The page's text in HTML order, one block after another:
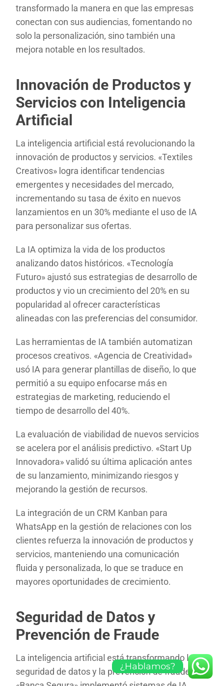
transformado la manera en que las empresas
conectan con sus audiencias, fomentando no
solo la personalización, sino también una
mejora notable en los resultados.
Innovación de Productos y
Servicios con Inteligencia
Artificial
La inteligencia artificial está revolucionando la
innovación de productos y servicios. «Textiles
Creativos» logra identificar tendencias
emergentes y necesidades del mercado,
incrementando su tasa de éxito en nuevos
lanzamientos en un 30% mediante el uso de IA
para personalizar sus ofertas.
La IA optimiza la vida de los productos
analizando datos históricos. «Tecnología
Futuro» ajustó sus estrategias de desarrollo de
productos y vio un crecimiento del 20% en su
popularidad al ofrecer características
alineadas con las preferencias del consumidor.
Las herramientas de IA también automatizan
procesos creativos. «Agencia de Creatividad»
usó IA para generar plantillas de diseño, lo que
permitió a su equipo enfocarse más en
estrategias de marketing, reduciendo el
tiempo de desarrollo del 40%.
La evaluación de viabilidad de nuevos servicios
se acelera por el análisis predictivo. «Start Up
Innovadora» validó su última aplicación antes
de su lanzamiento, minimizando riesgos y
mejorando la gestión de recursos.
La integración de un CRM Kanban para
WhatsApp en la gestión de relaciones con los
clientes refuerza la innovación de productos y
servicios, manteniendo una comunicación
fluida y personalizada, lo que se traduce en
mayores oportunidades de crecimiento.
Seguridad de Datos y
Prevención de Fraude
La inteligencia artificial está transformando la
seguridad de datos y la prevención de fraude.
¿Hablamos?